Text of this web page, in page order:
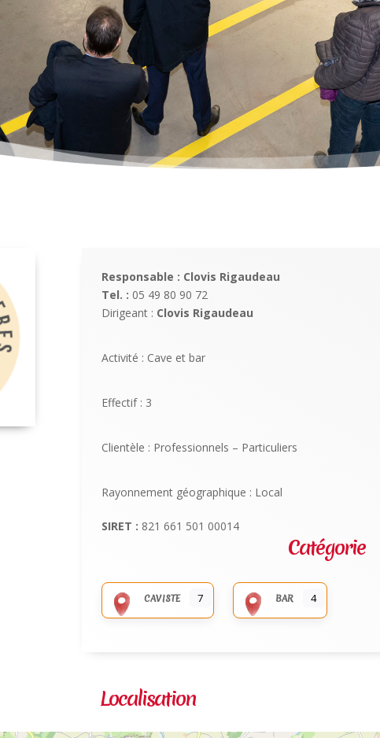
Responsable : Clovis Rigaudeau
Tel. : 05 49 80 90 72
Dirigeant : Clovis Rigaudeau
Activité : Cave et bar
Effectif : 3
Clientèle : Professionnels – Particuliers
Rayonnement géographique : Local
SIRET : 821 661 501 00014
Catégorie
CAVISTE 7 BAR 4
Localisation